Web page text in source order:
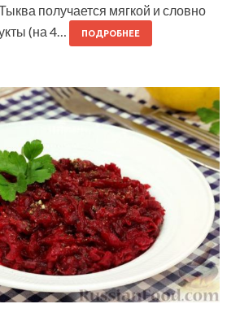
получается мягкой и словно
(на 4…
ПОДРОБНЕЕ